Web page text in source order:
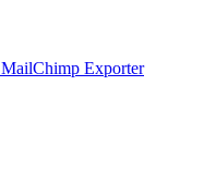
MailChimp Exporter